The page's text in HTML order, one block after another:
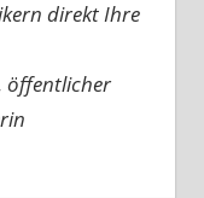
direkt Ihre
öffentlicher